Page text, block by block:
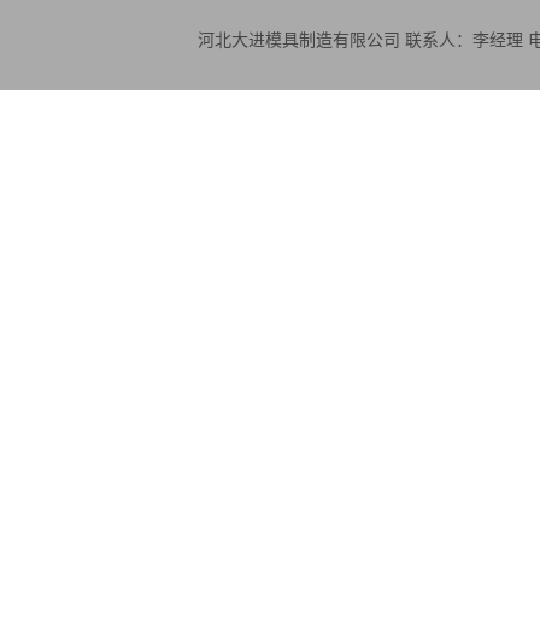
河北大进模具制造有限公司 联系人：李经理